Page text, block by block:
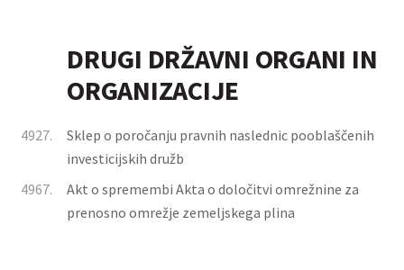
DRUGI DRŽAVNI ORGANI IN
ORGANIZACIJE
4927.
Sklep o poročanju pravnih naslednic pooblaščenih
investicijskih družb
4967.
Akt o spremembi Akta o določitvi omrežnine za
prenosno omrežje zemeljskega plina